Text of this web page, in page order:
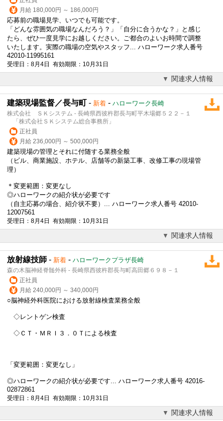
月給 180,000円 ～ 186,000円
応募前の職場見学、いつでも可能です。
「どんな雰囲気の職場なんだろう？」「自分に合うかな？」と感じ
たら、ぜひ一度見学にお越しください。ご都合のよいお時間で調整
いたします。実際の職場の空気やスタッフ... ハローワーク求人番号
42010-11995161
受理日：8月4日 有効期限：10月31日
関連求人情報
建築現場監督／長与町- 新着 - ハローワーク長崎
株式会社 ＳＫシステム - 長崎県西彼杵郡長与町平木場郷５２２－１
「株式会社ＳＫシステム総合事務所」
正社員
月給 236,000円 ～ 500,000円
建築現場の管理とそれに付随する業務全般
（ビル、商業施設、ホテル、店舗等の新築工事、改修工事の現場管
理）
＊変更範囲：変更なし
◎ハローワークの紹介状が必要です
（自主応募の場合、紹介状不要）... ハローワーク求人番号 42010-
12007561
受理日：8月4日 有効期限：10月31日
関連求人情報
放射線技師 - 新着 - ハローワークプラザ長崎
森の木脳神経脊髄外科 - 長崎県西彼杵郡長与町高田郷６９８－１
正社員
月給 240,000円 ～ 340,000円
○脳神経外科医院における放射線検査業務全般
◇レントゲン検査
◇ＣＴ・ＭＲＩ３．０Ｔによる検査
「変更範囲：変更なし」
◎ハローワークの紹介状が必要です... ハローワーク求人番号 42016-
02872861
受理日：8月4日 有効期限：10月31日
関連求人情報